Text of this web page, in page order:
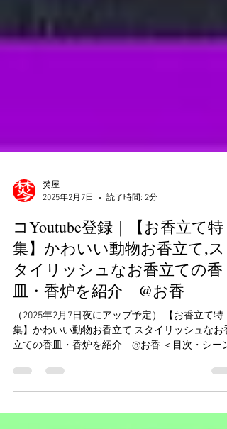
2025年2月7日
読了時間: 2分
コYoutube登録｜【お香立て特
集】かわいい動物お香立て,ス
タイリッシュなお香立ての香
皿・香炉を紹介 @お香
（2025年2月7日夜にアップ予定） 【お香立て特
集】かわいい動物お香立て,スタイリッシュなお香
チャプターとスキップ＞ 00:00 雪の武家屋敷